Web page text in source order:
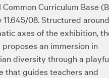
Curriculum Base
11.645/08. Structured
axes of the exhibition,
an immersion in
diversity through a
that guides teachers and